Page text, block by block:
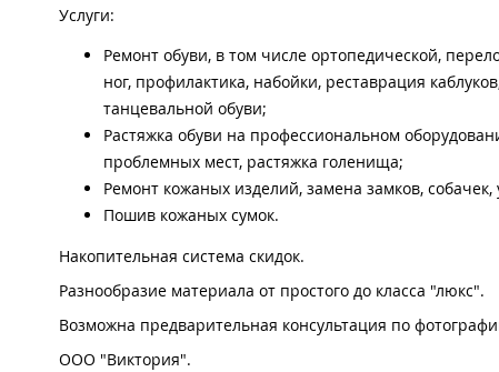
Услуги:
Ремонт обуви, в том числе ортопедической,
ног, профилактика, набойки, реставрация
танцевальной обуви;
Растяжка обуви на профессиональном
проблемных мест, растяжка голенища;
Ремонт кожаных изделий, замена замков,
Пошив кожаных сумок.
Накопительная система скидок.
Разнообразие материала от простого до класса "люкс".
Возможна предварительная консультация по
ООО "Виктория".